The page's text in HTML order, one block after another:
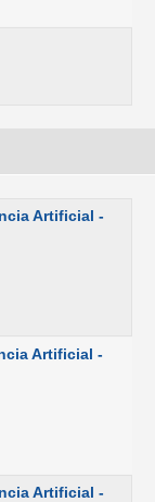
Artificial -
Artificial -
Artificial -